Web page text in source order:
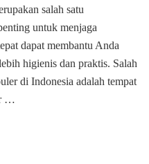
Cilodong
depok
salah satu
untuk menjaga
dapat membantu Anda
higienis dan praktis. Salah
di Indonesia adalah tempat
…